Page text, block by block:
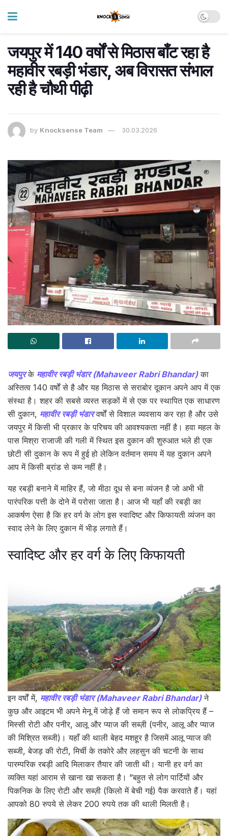
जयपुर में 140 वर्षों से मिठास बाँट रहा है
महावीर रबड़ी भंडार, अब विरासत संभाल
रही है चौथी पीढ़ी
by Knocksense Team 30.03.2026
जयपुरके महावीर रबड़ी भंडार (Mahaveer Rabri Bhandar)का
अस्तित्व 140 वर्षों से है और यह मिठास से सराबोर दूकान अपने आप में एक
संस्था है। शहर की सबसे व्यस्त सड़कों में से एक पर स्थापित एक साधारण
सी दुकान, महावीर रबड़ी भंडारवर्षों से विशाल व्यवसाय कर रहा है और उसे
जयपुर में किसी भी प्रकार के परिचय की आवश्यकता नहीं है। हवा महल के
पास मिश्रा राजाजी की गली में स्थित इस दुकान की शुरुआत भले ही एक
छोटी सी दुकान के रूप में हुई हो लेकिन वर्तमान समय में यह दुकान अपने
आप में किसी ब्रांड से कम नहीं है।
यह रबड़ी बनाने में माहिर हैं, जो मीठा दूध से बना व्यंजन है जो अभी भी
पारंपरिक पत्ती के दोने में परोसा जाता है। आज भी यहाँ की रबड़ी का
आकर्षण ऐसा है कि हर वर्ग के लोग इस स्वादिष्ट और किफायती व्यंजन का
स्वाद लेने के लिए दुकान में भीड़ लगाते हैं।
स्वादिष्ट और हर वर्ग के लिए किफायती
इन वर्षों में, महावीर रबड़ी भंडार (Mahaveer Rabri Bhandar)ने
कुछ और आइटम भी अपने मेनू में जोड़े हैं जो समान रूप से लोकप्रिय हैं –
मिस्सी रोटी और पनीर, आलू और प्याज की सब्ज़ी (पनीर, आलू और प्याज
की मिश्रित सब्जी)। यहाँ की थाली बेहद मशहूर है जिसमें आलू प्याज की
सब्जी, बेजड़ की रोटी, मिर्ची के तकोरे और लहसुन की चटनी के साथ
पारम्परिक रबड़ी आदि मिलाकर तैयार की जाती थी। यानी हर वर्ग का
व्यक्ति यहां आराम से खाना खा सकता है। ”बहुत से लोग पार्टियों और
पिकनिक के लिए रोटी और सब्ज़ी (किलो में बेची गई) पैक करवाते हैं। यहां
आपको 80 रुपये से लेकर 200 रुपये तक की थाली मिलती है।